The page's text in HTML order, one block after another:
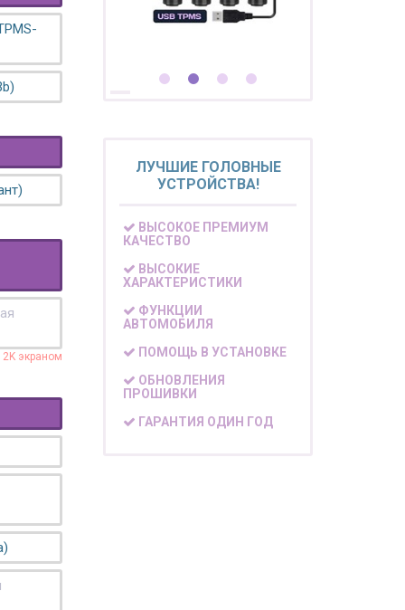
2K экраном
ЛУЧШИЕ ГОЛОВНЫЕ
УСТРОЙСТВА!
ВЫСОКОЕ ПРЕМИУМ
КАЧЕСТВО
ВЫСОКИЕ
ХАРАКТЕРИСТИКИ
ФУНКЦИИ
АВТОМОБИЛЯ
ПОМОЩЬ В УСТАНОВКЕ
ОБНОВЛЕНИЯ
ПРОШИВКИ
ГАРАНТИЯ ОДИН ГОД